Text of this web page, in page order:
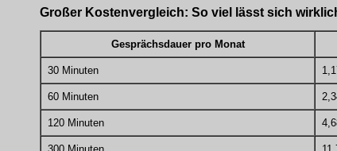
Großer Kostenvergleich: So viel lässt sich
Gesprächsdauer pro Monat
30 Minuten
60 Minuten
120 Minuten